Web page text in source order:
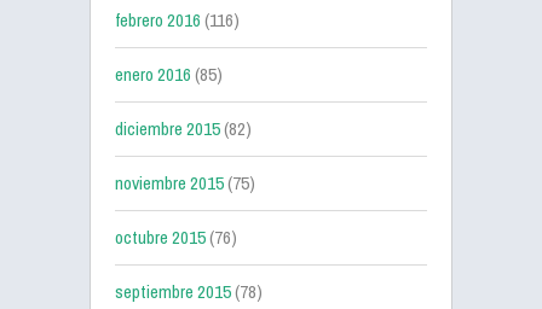
febrero 2016(116)
enero 2016(85)
diciembre 2015(82)
noviembre 2015(75)
octubre 2015(76)
septiembre 2015(78)